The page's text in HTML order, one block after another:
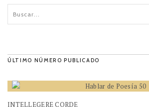
ÚLTIMO NÚMERO PUBLICADO
INTELLEGERE CORDE